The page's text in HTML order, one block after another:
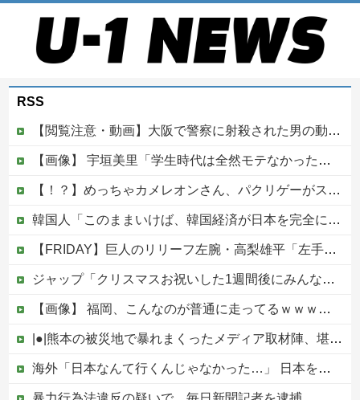
RSS
【閲覧注意・動画】大阪で警察に射殺された男の動画、エグい 撃たれてから叫びながら苦しみもがいて死ぬ
【画像】 宇垣美里「学生時代は全然モテなかったです」←これほんまかぁ？w w w w w w w w
【！？】めっちゃカメレオンさん、パクリゲーがスイッチに登場してしまうｗｗｗｗｗｗｗｗｗｗ
韓国人「このままいけば、韓国経済が日本を完全に圧倒することになるのは既定路線ですよね・・・？」
【FRIDAY】巨人のリリーフ左腕・高梨雄平「左手薬指に指輪」でお泊まり不倫愛他
ジャップ「クリスマスお祝いした1週間後にみんなで神社行きます」←これ
【画像】 福岡、こんなのが普通に走ってるｗｗｗｗｗｗｗｗｗｗｗｗｗｗｗｗｗｗｗｗｗｗｗｗｗｗｗｗｗｗｗｗｗｗｗｗｗｗｗｗ
|●|熊本の被災地で暴れまくったメディア取材陣、堪忍袋の緒が切れた地元住民が苦情を寄せまくった結果……
海外「日本なんて行くんじゃなかった…」 日本を知ってしまったディズニー信者、帰国後『本家』に失望する事態に